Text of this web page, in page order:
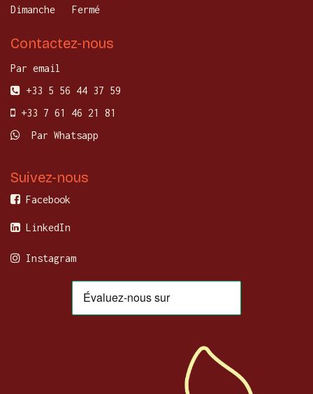
Dimanche
Fermé
Contactez-nous
Par email
+33 5 56 44 37 59
+33 7 61 46 21 81
Par Whatsapp
Suivez-nous
Facebook
LinkedIn
Instagram